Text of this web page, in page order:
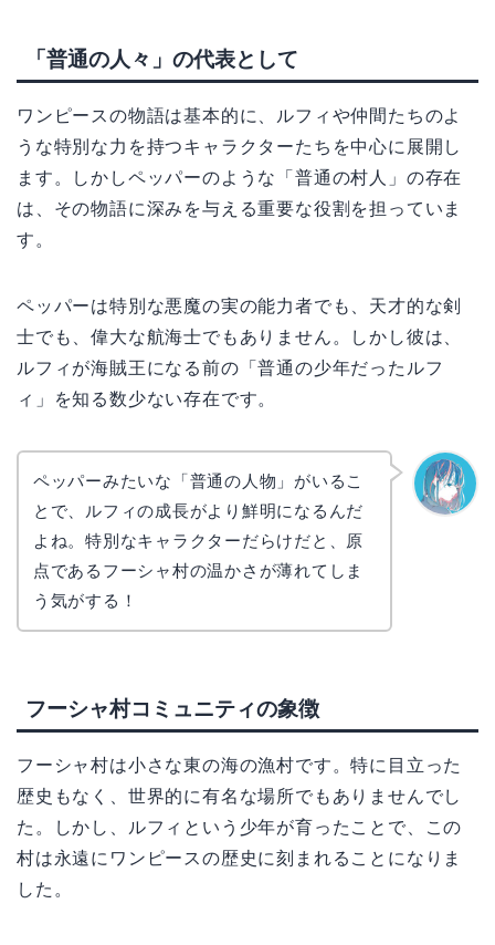
「普通の人々」の代表として
ワンピースの物語は基本的に、ルフィや仲間たちのよ
うな特別な力を持つキャラクターたちを中心に展開し
ます。しかしペッパーのような「普通の村人」の存在
は、その物語に深みを与える重要な役割を担っていま
す。
ペッパーは特別な悪魔の実の能力者でも、天才的な剣
士でも、偉大な航海士でもありません。しかし彼は、
ルフィが海賊王になる前の「普通の少年だったルフ
ィ」を知る数少ない存在です。
ペッパーみたいな「普通の人物」がいるこ
とで、ルフィの成長がより鮮明になるんだ
よね。特別なキャラクターだらけだと、原
点であるフーシャ村の温かさが薄れてしま
う気がする！
フーシャ村コミュニティの象徴
フーシャ村は小さな東の海の漁村です。特に目立った
歴史もなく、世界的に有名な場所でもありませんでし
た。しかし、ルフィという少年が育ったことで、この
村は永遠にワンピースの歴史に刻まれることになりま
した。